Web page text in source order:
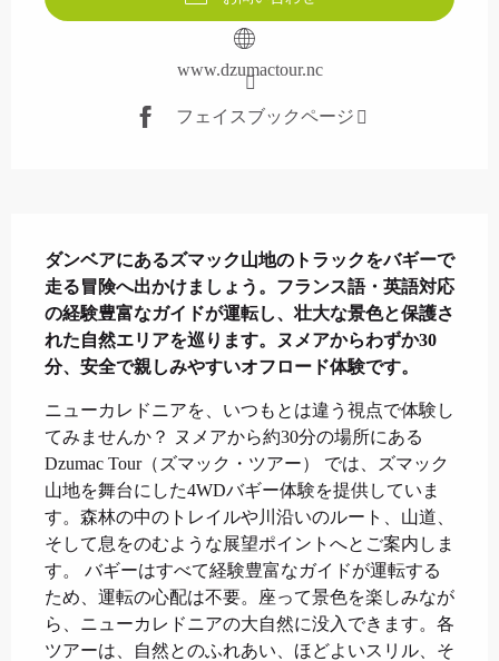
www.dzumactour.nc
フェイスブックページ
ダンベアにあるズマック山地のトラックをバギーで
走る冒険へ出かけましょう。フランス語・英語対応
の経験豊富なガイドが運転し、壮大な景色と保護さ
れた自然エリアを巡ります。ヌメアからわずか30
分、安全で親しみやすいオフロード体験です。
ニューカレドニアを、いつもとは違う視点で体験し
てみませんか？ ヌメアから約30分の場所にある
Dzumac Tour（ズマック・ツアー） では、ズマック
山地を舞台にした4WDバギー体験を提供していま
す。森林の中のトレイルや川沿いのルート、山道、
そして息をのむような展望ポイントへとご案内しま
す。 バギーはすべて経験豊富なガイドが運転する
ため、運転の心配は不要。座って景色を楽しみなが
ら、ニューカレドニアの大自然に没入できます。各
ツアーは、自然とのふれあい、ほどよいスリル、そ